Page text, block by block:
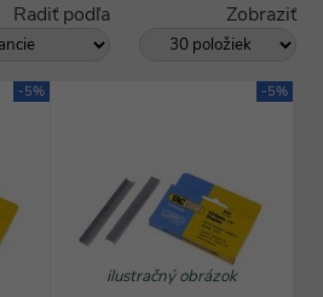
Radiť podľa Zobraziť
-5% -5%
ilustračný obrázok